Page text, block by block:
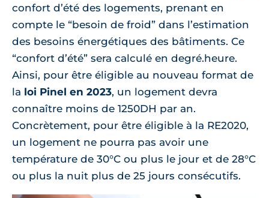
confort d’été des logements, prenant en
compte le “besoin de froid” dans l’estimation
des besoins énergétiques des bâtiments. Ce
“confort d’été” sera calculé en degré.heure.
Ainsi, pour être éligible au nouveau format de
la loi Pinel en 2023, un logement devra
connaître moins de 1250DH par an.
Concrètement, pour être éligible à la RE2020,
un logement ne pourra pas avoir une
température de 30°C ou plus le jour et de 28°C
ou plus la nuit plus de 25 jours consécutifs.